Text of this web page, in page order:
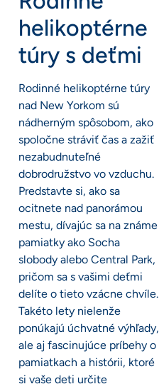
helikoptérne
túry s deťmi
Rodinné helikoptérne túry
nad New Yorkom sú
nádherným spôsobom, ako
spoločne stráviť čas a zažiť
nezabudnuteľné
dobrodružstvo vo vzduchu.
Predstavte si, ako sa
ocitnete nad panorámou
mestu, dívajúc sa na známe
pamiatky ako Socha
slobody alebo Central Park,
pričom sa s vašimi deťmi
delíte o tieto vzácne chvíle.
Takéto lety nielenže
ponúkajú úchvatné výhľady,
ale aj fascinujúce príbehy o
pamiatkach a histórii, ktoré
si vaše deti určite